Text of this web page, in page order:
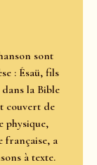
sont
: Ésaü, fils
la Bible
couvert de
physique,
française, a
à texte.